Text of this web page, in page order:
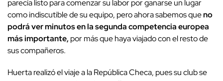
parecía listo para comenzar su labor por ganarse un lugar
como indiscutible de su equipo, pero ahora sabemos queno
podrá ver minutos en la segunda competencia europea
más importante, por más que haya viajado con el resto de
sus compañeros.
Huerta realizó el viaje a la República Checa, pues su club se